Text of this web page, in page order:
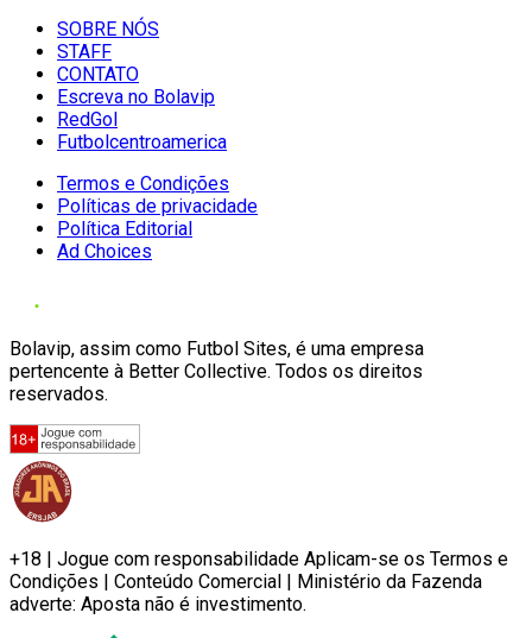
SOBRE NÓS
STAFF
CONTATO
Escreva no Bolavip
RedGol
Futbolcentroamerica
Termos e Condições
Políticas de privacidade
Política Editorial
Ad Choices
Bolavip, assim como Futbol Sites, é uma empresa
pertencente à Better Collective. Todos os direitos
reservados.
+18 | Jogue com responsabilidade Aplicam-se os Termos e
Condições | Conteúdo Comercial | Ministério da Fazenda
adverte: Aposta não é investimento.